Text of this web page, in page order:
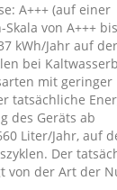
A+++ (auf einer
von A+++
kWh/Jahr auf
bei
mit geringer
tatsächliche
des Geräts ab
Liter/Jahr, auf
Der
von der Art der